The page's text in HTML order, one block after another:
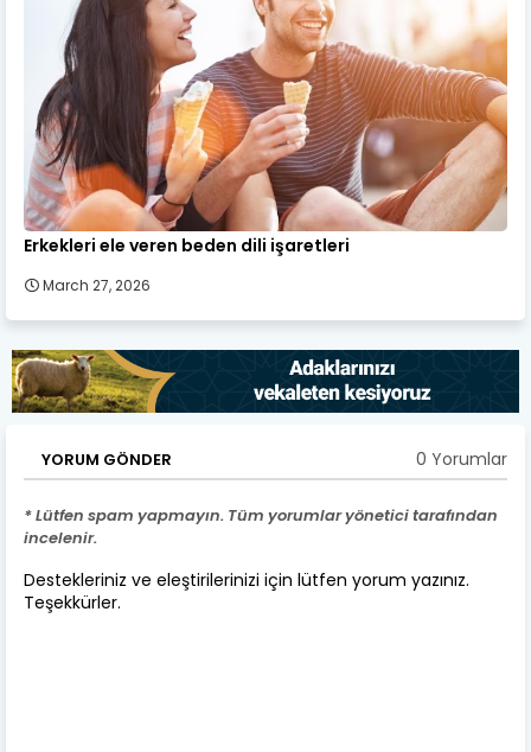
Erkekleri ele veren beden dili işaretleri
March 27, 2026
YORUM GÖNDER 0 Yorumlar
* Lütfen spam yapmayın. Tüm yorumlar yönetici tarafından
incelenir.
Destekleriniz ve eleştirilerinizi için lütfen yorum yazınız.
Teşekkürler.